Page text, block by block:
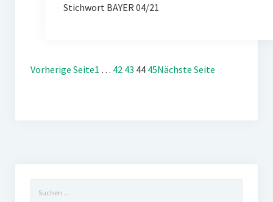
Stichwort BAYER 04/21
Vorherige Seite1 … 42 43 44 45Nächste Seite
nach: